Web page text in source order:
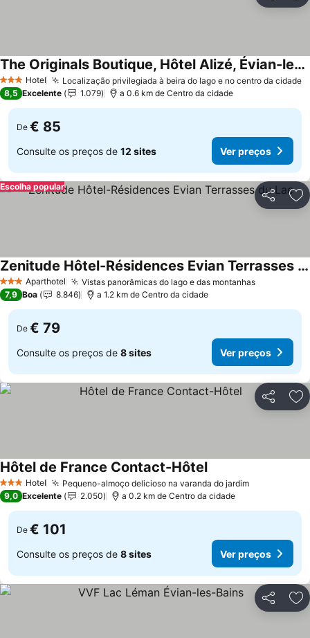
3 EstrelasHotel Localização privilegiada à beira do lago e no centro da cidade
The Originals Boutique, Hôtel Alizé, Évian-les-Bains
8,5 Excelente 1.079 a 0.6 km de Centro da cidade
De € 85
Consulte os preços de 12 sites Ver preços
Partilhar
Escolha popular
3 EstrelasAparthotel Vistas panorâmicas do lago e das montanhas
Zenitude Hôtel-Résidences Evian Terrasses du Lac
7,9 Boa 8.846 a 1.2 km de Centro da cidade
De € 79
Consulte os preços de 8 sites Ver preços
Partilhar
3 EstrelasHotel Pequeno-almoço delicioso na varanda do jardim
Hôtel de France Contact-Hôtel
9,0 Excelente 2.050 a 0.2 km de Centro da cidade
De € 101
Consulte os preços de 8 sites Ver preços
Partilhar